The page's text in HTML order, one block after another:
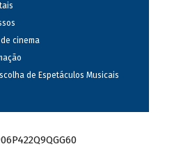
cinema
de Espetáculos Musicais